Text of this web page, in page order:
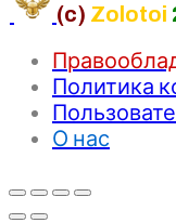
(c) Zolotoi
Политика
О нас